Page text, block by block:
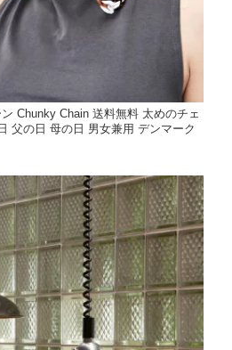
Chunky Chain 送料無料 太めのチェ
父の日 母の日 男女兼用 デンマーク